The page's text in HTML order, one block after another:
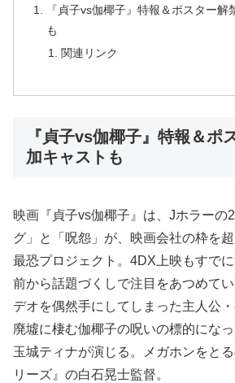
『貞子vs伽椰子』特報＆ポスター解
も
関連リンク
『貞子vs伽椰子』特報＆ポ
加キャストも
映画『貞子vs伽椰子』は、Jホラーの
グ」と「呪怨」が、映画会社の枠を
最恐プロジェクト。4DX上映もすで
前から話題づくしで注目をあつめて
デオを偶然手にしてしまった主人公・
廃墟に棲む伽椰子の呪いの標的にな
玉城ティナが演じる。メガホンをと
リーズ』の白石晃士監督。